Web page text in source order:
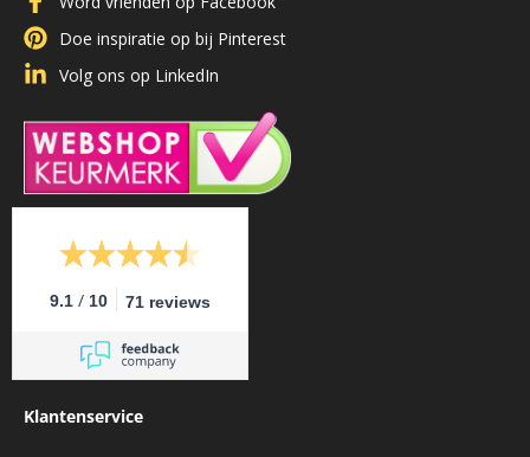
Doe inspiratie op bij Pinterest
Volg ons op LinkedIn
9.1 / 10 71 reviews
Klantenservice